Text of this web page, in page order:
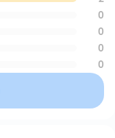
0
0
0
0